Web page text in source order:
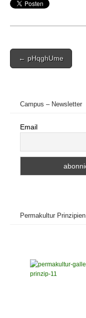
Post
navigation
← pHqghUme
Campus – Newsletter
Email
Permakultur Prinzipien